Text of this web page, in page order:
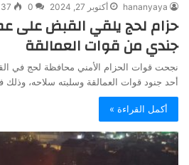
hananyaya أكتوبر 27, 2024 0
حزام لحج يلقي القبض على
جندي من قوات العمالقة
نجحت قوات الحزام الأمني محافظة لحج في
أحد جنود قوات العمالقة وسلبته سلاحه،
أكمل القراءة »